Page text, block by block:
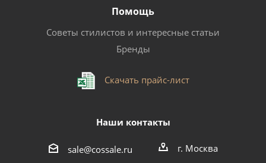
Помощь
Советы стилистов и интересные статьи
Бренды
Скачать прайс-лист
Наши контакты
sale@cossale.ru г. Москва